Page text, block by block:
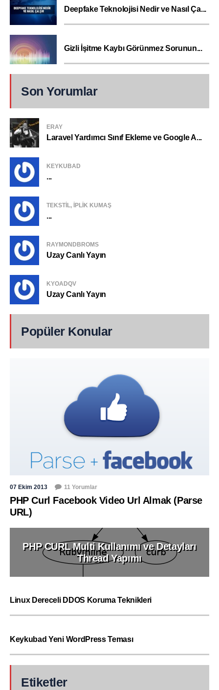
Deepfake Teknolojisi Nedir ve Nasıl Ça...
Gizli İşitme Kaybı Görünmez Sorunun...
Son Yorumlar
ERAY
Laravel Yardımcı Sınıf Ekleme ve Google A...
KEYKUBAD
...
TEKSTIL, IPLIK KUMAŞ
...
RAYMONDBROMS
Uzay Canlı Yayın
KYOADQV
Uzay Canlı Yayın
Popüler Konular
07 Ekim 2013 11 Yorumlar
PHP Curl Facebook Video Url Almak (Parse
URL)
PHP CURL Multi Kullanımı ve Detayları
Thread Yapımı
Linux Dereceli DDOS Koruma Teknikleri
Keykubad Yeni WordPress Teması
Etiketler